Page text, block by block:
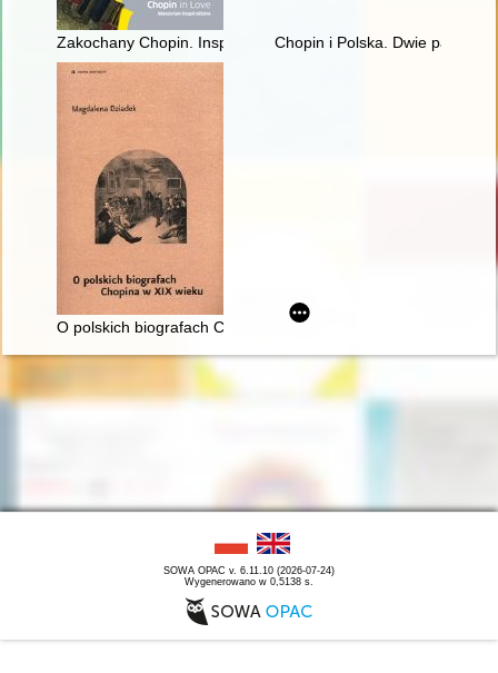
Zakochany Chopin. Inspiracje mazowieckie. Chopin in love.
Chopin i Polska. Dwie pasje
O polskich biografach Chopina w XIX wieku
SOWA OPAC v. 6.11.10 (2026-07-24)
Wygenerowano w 0,5138 s.